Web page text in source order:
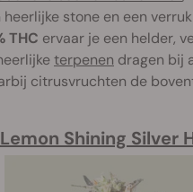
heerlijke stone en een
THC ervaar je een helder,
terpenen dragen bij
citrusvruchten de
Lemon Shining Silver